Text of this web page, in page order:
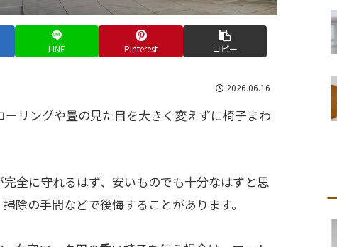
LINE Pinterest コピー
2026.06.16
リングや畳の見た目を大きく変えずに椅子まわ
全に守れるはず、安いものでも十分なはずと思
除の手間などで後悔することがあります。